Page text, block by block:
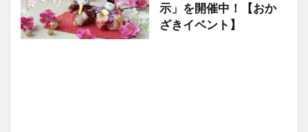
示」を開催中！【おか
ざきイベント】